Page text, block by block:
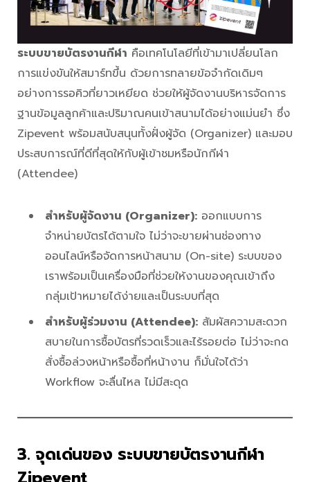
ระบบขายบัตรงานกีฬา คือเทคโนโลยีที่เข้ามาเปลี่ยนโลก
การแข่งขันให้สมาร์ทขึ้น ด้วยการทลายข้อจำกัดเดิมๆ
อย่างการรอคิวที่ยาวเหยียด ช่วยให้ผู้จัดงานบริหารจัดการ
ฐานข้อมูลลูกค้าและปริมาณคนเข้าสนามได้อย่างแม่นยำ ซึ่ง
Zipevent พร้อมสนับสนุนทั้งฝั่งผู้จัด (Organizer) และมอบ
ประสบการณ์ที่ดีที่สุดให้กับผู้เข้าชมหรือนักกีฬา
(Attendee)
สำหรับผู้จัดงาน (Organizer): ออกแบบการ
จำหน่ายบัตรได้ตามใจ ไม่ว่าจะขายผ่านช่องทาง
ออนไลน์หรือจัดการหน้าสนาม (On-site) ระบบของ
เราพร้อมเป็นเครื่องมือที่ช่วยให้งานของคุณเข้าถึง
กลุ่มเป้าหมายได้ง่ายและเป็นระบบที่สุด
สำหรับผู้ร่วมงาน (Attendee): สัมผัสความสะดวก
สบายในการซื้อบัตรที่รวดเร็วและไร้รอยต่อ ไม่ว่าจะกด
สั่งซื้อล่วงหน้าหรือซื้อที่หน้างาน ก็มั่นใจได้ว่า
Workflow จะลื่นไหล ไม่มีสะดุด
3. จุดเด่นของ ระบบขายบัตรงานกีฬา